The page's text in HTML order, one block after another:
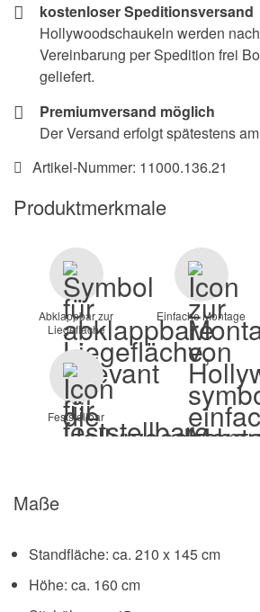
kostenloser Speditionsversand
Hollywoodschaukeln werden
Vereinbarung per Spedition frei
geliefert.
Premiumversand möglich
Der Versand erfolgt spätestens
Artikel-Nummer: 11000.136.21
Produktmerkmale
Abklappbar zur
Liegefläche
Einfache Montage
Feststellbar
Maße
Standfläche: ca. 210 x 145 cm
Höhe: ca. 160 cm